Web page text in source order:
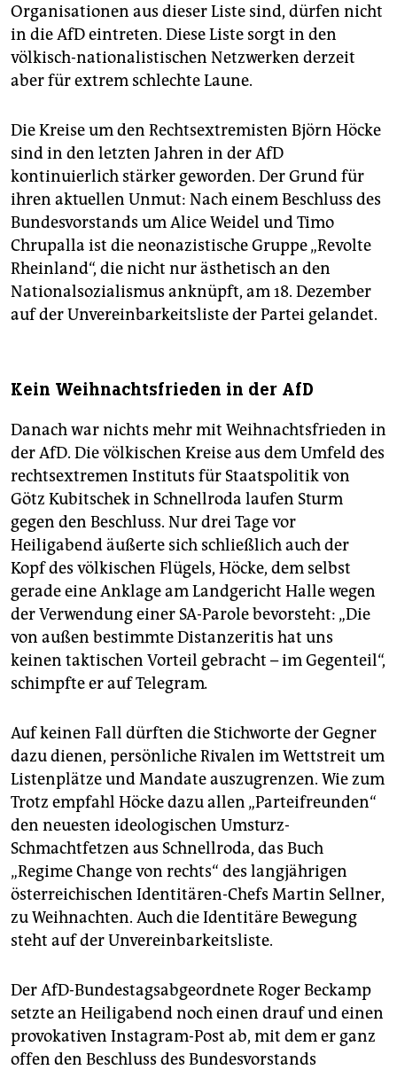
Organisationen aus dieser Liste sind, dürfen nicht
in die AfD eintreten. Diese Liste sorgt in den
völkisch-nationalistischen Netzwerken derzeit
aber für extrem schlechte Laune.
Die Kreise um den Rechtsextremisten Björn Höcke
sind in den letzten Jahren in der AfD
kontinuierlich stärker geworden. Der Grund für
ihren aktuellen Unmut: Nach einem Beschluss des
Bundesvorstands um Alice Weidel und Timo
Chrupalla ist die neonazistische Gruppe „Revolte
Rheinland“, die nicht nur ästhetisch an den
Nationalsozialismus anknüpft, am 18. Dezember
auf der Unvereinbarkeitsliste der Partei gelandet.
Kein Weihnachtsfrieden in der AfD
Danach war nichts mehr mit Weihnachtsfrieden in
der AfD. Die völkischen Kreise aus dem Umfeld des
rechtsextremen Instituts für Staatspolitik von
Götz Kubitschek in Schnellroda laufen Sturm
gegen den Beschluss. Nur drei Tage vor
Heiligabend äußerte sich schließlich auch der
Kopf des völkischen Flügels, Höcke, dem selbst
gerade eine Anklage am Landgericht Halle wegen
der Verwendung einer SA-Parole bevorsteht: „Die
von außen bestimmte Distanzeritis hat uns
keinen taktischen Vorteil gebracht – im Gegenteil“,
schimpfte er auf Telegram.
Auf keinen Fall dürften die Stichworte der Gegner
dazu dienen, persönliche Rivalen im Wettstreit um
Listenplätze und Mandate auszugrenzen. Wie zum
Trotz empfahl Höcke dazu allen „Parteifreunden“
den neuesten ideologischen Umsturz-
Schmachtfetzen aus Schnellroda, das Buch
„Regime Change von rechts“ des langjährigen
österreichischen Identitären-Chefs Martin Sellner,
zu Weihnachten. Auch die Identitäre Bewegung
steht auf der Unvereinbarkeitsliste.
Der AfD-Bundestagsabgeordnete Roger Beckamp
setzte an Heiligabend noch einen drauf und einen
provokativen Instagram-Post ab, mit dem er ganz
offen den Beschluss des Bundesvorstands